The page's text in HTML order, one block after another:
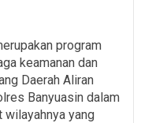
program
keamanan dan
Daerah Aliran
Banyuasin dalam
yang